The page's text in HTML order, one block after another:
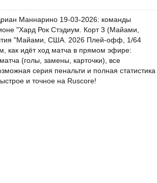
Маннарино 19-03-2026: команды
"Хард Рок Стэдиум. Корт 3 (Майами,
"Майами, США. 2026 Плей-офф, 1/64
как идёт ход матча в прямом эфире:
(голы, замены, карточки), все
серия пенальти и полная статистика
и точное на Ruscore!